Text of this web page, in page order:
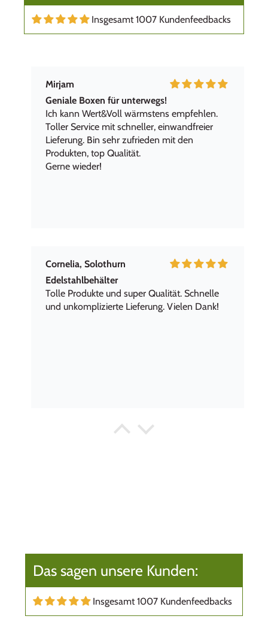
Insgesamt 1007 Kundenfeedbacks
Mirjam
Geniale Boxen für unterwegs!
Ich kann Wert&Voll wärmstens empfehlen.
Toller Service mit schneller, einwandfreier
Lieferung. Bin sehr zufrieden mit den
Produkten, top Qualität.
Gerne wieder!
Cornelia, Solothurn
Edelstahlbehälter
Tolle Produkte und super Qualität. Schnelle
und unkomplizierte Lieferung. Vielen Dank!
Das sagen unsere Kunden:
Insgesamt 1007 Kundenfeedbacks